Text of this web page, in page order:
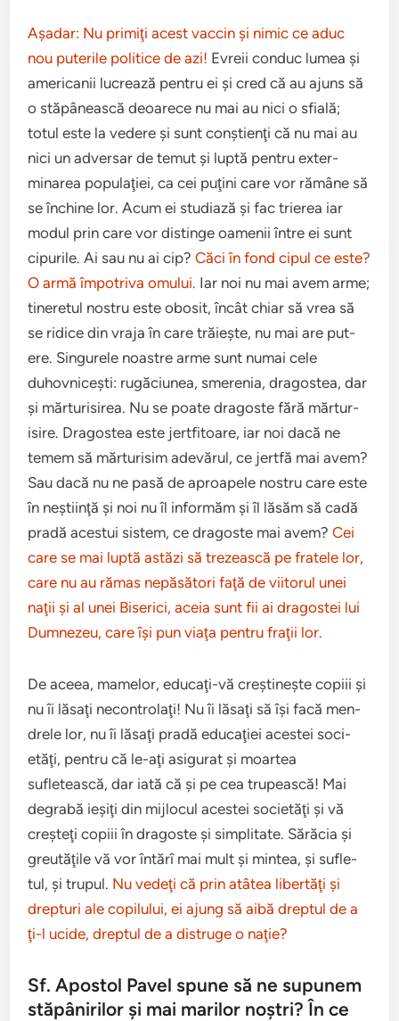
Aşadar: Nu prim­iţi acest vac­cin şi nimic ce aduc
nou put­er­ile politice de azi! Evreii con­duc lumea şi
amer­i­canii lucrează pen­tru ei şi cred că au ajuns să
o stăpânească deoarece nu mai au nici o sfi­ală;
totul este la vedere şi sunt con­şti­enţi că nu mai au
nici un adver­sar de temut şi luptă pen­tru exter­
minarea pop­u­laţiei, ca cei puţini care vor rămâne să
se închine lor. Acum ei stu­di­ază şi fac tri­erea iar
modul prin care vor dis­tinge oamenii între ei sunt
cipurile. Ai sau nu ai cip?Căci în fond cipul ce este?
O armă împotriva omu­lui. Iar noi nu mai avem arme;
tinere­tul nos­tru este obosit, încât chiar să vrea să
se ridice din vraja în care trăieşte, nu mai are put­
ere. Sin­gurele noas­tre arme sunt numai cele
duhovniceşti: rugăci­unea, smere­nia, dragostea, dar
şi măr­tur­isirea. Nu se poate dragoste fără măr­tur­
isire. Dragostea este jert­fi­toare, iar noi dacă ne
temem să măr­tur­isim ade­vărul, ce jertfă mai avem?
Sau dacă nu ne pasă de aproapele nos­tru care este
în neşti­inţă şi noi nu îl infor­măm şi îl lăsăm să cadă
pradă aces­tui sis­tem, ce dragoste mai avem?Cei
care se mai luptă astăzi să trezească pe fratele lor,
care nu au rămas nepăsători faţă de viitorul unei
naţii şi al unei Bis­erici, aceia sunt fii ai dragostei lui
Dum­nezeu, care îşi pun viaţa pen­tru fraţii lor.
De aceea, mamelor, educaţi-vă creştineşte copiii şi
nu îi lăsaţi necon­tro­laţi! Nu îi lăsaţi să îşi facă men­
drele lor, nu îi lăsaţi pradă edu­caţiei aces­tei soci­
etăţi, pen­tru că le-aţi asig­u­rat şi moartea
sufletească, dar iată că şi pe cea tru­pească! Mai
degrabă ieşiţi din mijlocul aces­tei soci­etăţi şi vă
creşteţi copiii în dragoste şi sim­pli­tate. Sără­cia şi
greu­tăţile vă vor întărî mai mult şi mintea, şi sufle­
tul, şi trupul. Nu vedeţi că prin atâtea lib­er­tăţi şi
drep­turi ale copilu­lui, ei ajung să aibă drep­tul de a
ţi-l ucide, drep­tul de a dis­truge o naţie?
Sf. Apos­tol Pavel spune să ne supunem
stăpânir­ilor şi mai mar­ilor noş­tri? În ce